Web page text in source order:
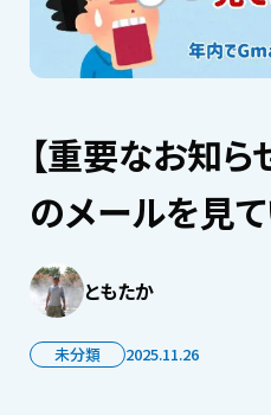
【重要なお知
のメールを見
ともたか
未分類 2025.11.26